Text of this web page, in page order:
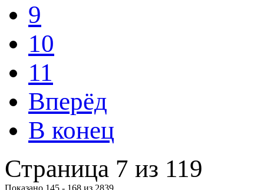
9
10
11
Вперёд
В конец
Страница 7 из 119